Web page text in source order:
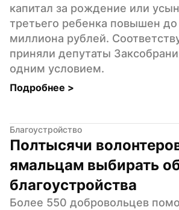
капитал за рождение или
третьего ребенка повышен до
миллиона рублей.
приняли депутаты
одним условием.
Подробнее >
Благоустройство
Полтысячи
ямальцам выбирать
благоустройства
Более 550 добровольцев